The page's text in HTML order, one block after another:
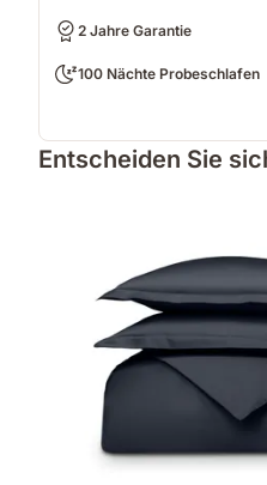
2 Jahre Garantie
100 Nächte Probeschlafen
Entscheiden Sie